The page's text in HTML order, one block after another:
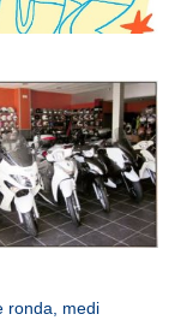
ronda, medi